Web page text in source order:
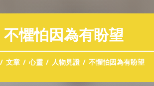
不懼怕因為有盼望
文章 心靈 人物見證 不懼怕因為有盼望